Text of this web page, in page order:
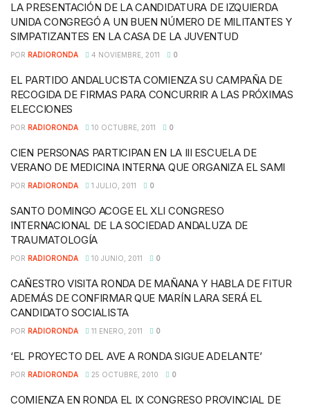
LA PRESENTACIÓN DE LA CANDIDATURA DE IZQUIERDA
UNIDA CONGREGÓ A UN BUEN NÚMERO DE MILITANTES Y
SIMPATIZANTES EN LA CASA DE LA JUVENTUD
POR RADIORONDA 4 NOVIEMBRE, 2011 0
EL PARTIDO ANDALUCISTA COMIENZA SU CAMPAÑA DE
RECOGIDA DE FIRMAS PARA CONCURRIR A LAS PRÓXIMAS
ELECCIONES
POR RADIORONDA 10 OCTUBRE, 2011 0
CIEN PERSONAS PARTICIPAN EN LA III ESCUELA DE
VERANO DE MEDICINA INTERNA QUE ORGANIZA EL SAMI
POR RADIORONDA 1 JULIO, 2011 0
SANTO DOMINGO ACOGE EL XLI CONGRESO
INTERNACIONAL DE LA SOCIEDAD ANDALUZA DE
TRAUMATOLOGÍA
POR RADIORONDA 10 JUNIO, 2011 0
CAÑESTRO VISITA RONDA DE MAÑANA Y HABLA DE FITUR
ADEMÁS DE CONFIRMAR QUE MARÍN LARA SERÁ EL
CANDIDATO SOCIALISTA
POR RADIORONDA 11 ENERO, 2011 0
‘EL PROYECTO DEL AVE A RONDA SIGUE ADELANTE’
POR RADIORONDA 25 OCTUBRE, 2010 0
COMIENZA EN RONDA EL IX CONGRESO PROVINCIAL DE